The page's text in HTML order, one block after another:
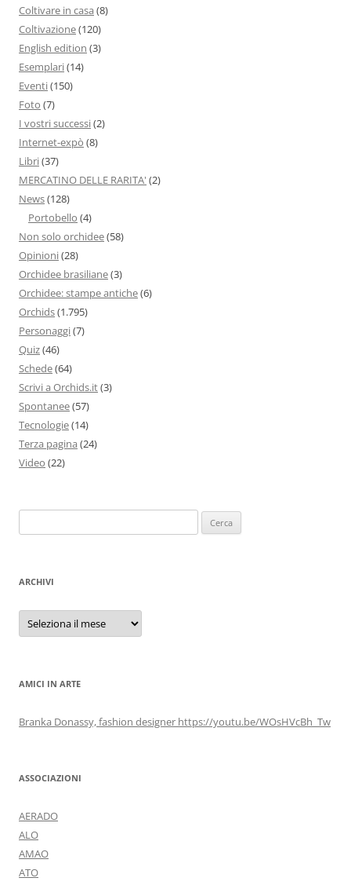
Coltivare in casa (8)
Coltivazione(120)
English edition (3)
Esemplari(14)
Eventi(150)
Foto (7)
I vostri successi(2)
Internet-expò (8)
Libri(37)
MERCATINO DELLE RARITA' (2)
News(128)
Portobello (4)
Non solo orchidee(58)
Opinioni(28)
Orchidee brasiliane(3)
Orchidee: stampe antiche(6)
Orchids(1.795)
Personaggi(7)
Quiz(46)
Schede(64)
Scrivi a Orchids.it(3)
Spontanee(57)
Tecnologie(14)
Terza pagina (24)
Video (22)
per:
ARCHIVI
Archivi
AMICI IN ARTE
Branka Donassy, fashion designer https://youtu.be/WOsHVcBh_Tw
ASSOCIAZIONI
AERADO
ALO
AMAO
ATO